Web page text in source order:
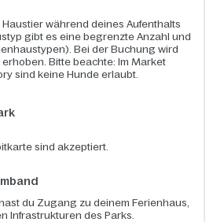
während deines Aufenthalts
gibt es eine begrenzte Anzahl und
Bei der Buchung wird
Bitte beachte: Im Market
sind keine Hunde erlaubt.
sind akzeptiert.
du Zugang zu deinem Ferienhaus,
Infrastrukturen des Parks.